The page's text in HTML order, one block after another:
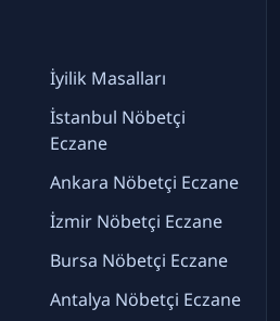
İyilik Masalları
İstanbul Nöbetçi
Eczane
Ankara Nöbetçi Eczane
İzmir Nöbetçi Eczane
Bursa Nöbetçi Eczane
Antalya Nöbetçi Eczane